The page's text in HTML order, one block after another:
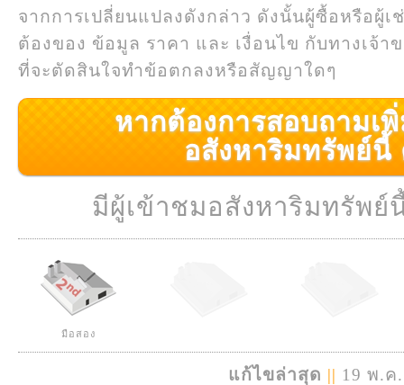
จากการเปลี่ยนแปลงดังกล่าว ดังนั้นผู้ซื้อหรือผู้
ต้องของ ข้อมูล ราคา และ เงื่อนไข กับทางเจ้
ที่จะตัดสินใจทำข้อตกลงหรือสัญญาใดๆ
หากต้องการสอบถามเ
อสังหาริมทรัพย์นี้
มีผู้เข้าชมอสังหาริมทรัพย์
มือสอง
แก้ไขล่าสุด || 19 พ.ค